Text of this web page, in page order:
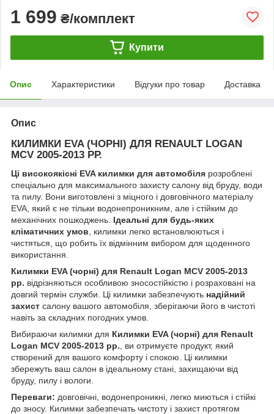
1 699 ₴/комплект
Купити
Опис Характеристики Відгуки про товар Доставка
Опис
КИЛИМКИ EVA (ЧОРНІ) ДЛЯ RENAULT LOGAN
MCV 2005-2013 РР.
Ці високоякісні EVA килимки для автомобіля розроблені
спеціально для максимального захисту салону від бруду, води
та пилу. Вони виготовлені з міцного і довговічного матеріалу
EVA, який є не тільки водонепроникним, але і стійким до
механічних пошкоджень. Ідеальні для будь-яких
кліматичних умов , килимки легко встановлюються і
чистяться, що робить їх відмінним вибором для щоденного
використання.
Килимки EVA (чорні) для Renault Logan MCV 2005-2013
рр. відрізняються особливою зносостійкістю і розраховані на
довгий термін служби. Ці килимки забезпечують надійний
захист салону вашого автомобіля, зберігаючи його в чистоті
навіть за складних погодних умов.
Вибираючи килимки для Килимки EVA (чорні) для Renault
Logan MCV 2005-2013 рр. , ви отримуєте продукт, який
створений для вашого комфорту і спокою. Ці килимки
збережуть ваш салон в ідеальному стані, захищаючи від
бруду, пилу і вологи.
Переваги: довговічні, водонепроникні, легко миються і стійкі
до зносу. Килимки забезпечать чистоту і захист протягом